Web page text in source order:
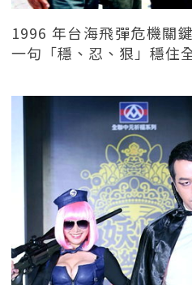
1996 年台海飛彈危機關
一句「穩、忍、狠」穩住